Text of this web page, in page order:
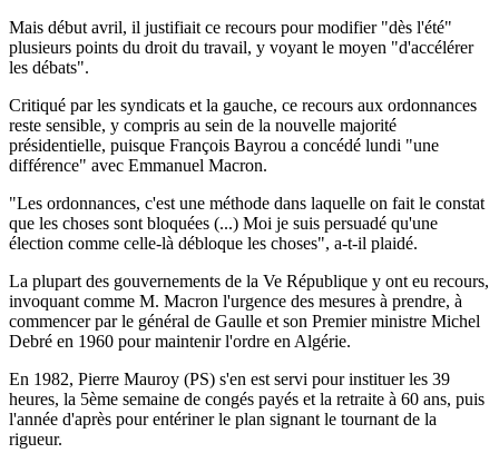
Mais début avril, il justifiait ce recours pour modifier "dès l'été"
plusieurs points du droit du travail, y voyant le moyen "d'accélérer
les débats".
Critiqué par les syndicats et la gauche, ce recours aux ordonnances
reste sensible, y compris au sein de la nouvelle majorité
présidentielle, puisque François Bayrou a concédé lundi "une
différence" avec Emmanuel Macron.
"Les ordonnances, c'est une méthode dans laquelle on fait le constat
que les choses sont bloquées (...) Moi je suis persuadé qu'une
élection comme celle-là débloque les choses", a-t-il plaidé.
La plupart des gouvernements de la Ve République y ont eu recours,
invoquant comme M. Macron l'urgence des mesures à prendre, à
commencer par le général de Gaulle et son Premier ministre Michel
Debré en 1960 pour maintenir l'ordre en Algérie.
En 1982, Pierre Mauroy (PS) s'en est servi pour instituer les 39
heures, la 5ème semaine de congés payés et la retraite à 60 ans, puis
l'année d'après pour entériner le plan signant le tournant de la
rigueur.